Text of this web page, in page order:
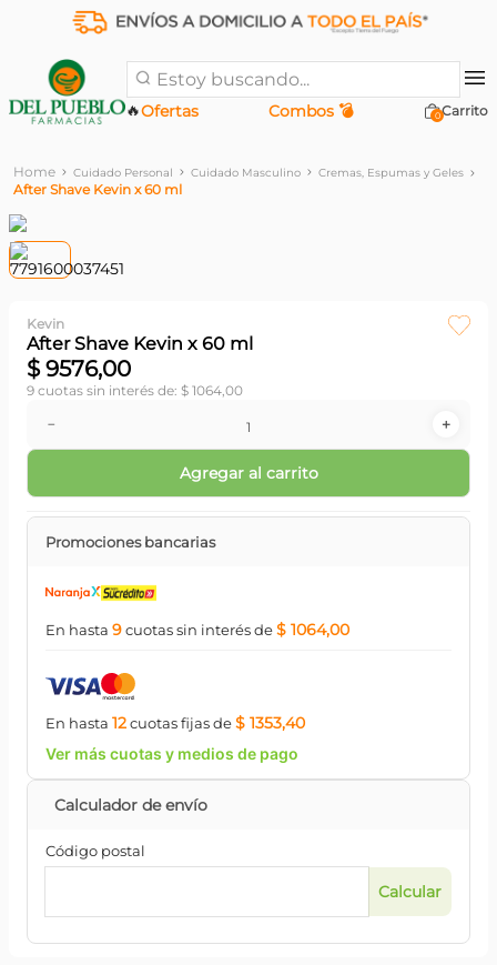
Estoy buscando...
Ofertas
🔥 Combos 💣 0
Cuidado Personal Cuidado Masculino Cremas, Espumas y Geles
After Shave Kevin x 60 ml
Kevin
After Shave Kevin x 60 ml
$ 9576,00
9 cuotas sin interés de: $ 1064,00
＋
－
Agregar al carrito
Promociones bancarias
En hasta 9cuotassin interésde$ 1064,00
En hasta 12cuotasfijasde$ 1353,40
Ver más cuotas y medios de pago
Código postal